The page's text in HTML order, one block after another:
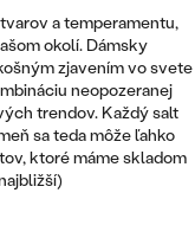
a temperamentu,
okolí. Dámsky
zjavením vo svete
neopozeranej
trendov. Každý salt
sa teda môže ľahko
ktoré máme skladom